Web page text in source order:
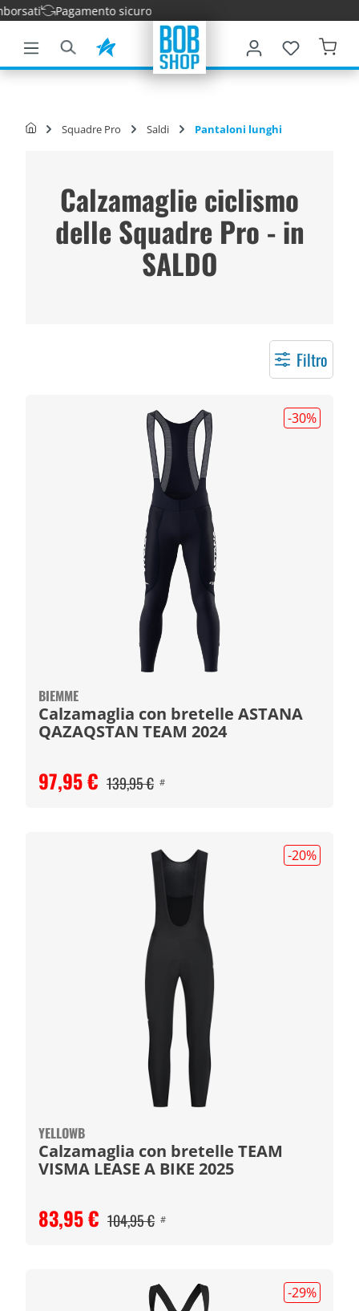
principale
Pagamento sicuro
Squadre Pro Saldi Pantaloni lunghi
Calzamaglie ciclismo
delle Squadre Pro - in
SALDO
Filtro
-30%
BIEMME
Calzamaglia con bretelle ASTANA
QAZAQSTAN TEAM 2024
97,95 € 139,95 € #
-20%
YELLOWB
Calzamaglia con bretelle TEAM
VISMA LEASE A BIKE 2025
83,95 € 104,95 € #
-29%